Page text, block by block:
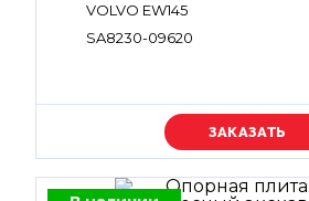
VOLVO EW145
SA8230-09620
Уточняйте цену